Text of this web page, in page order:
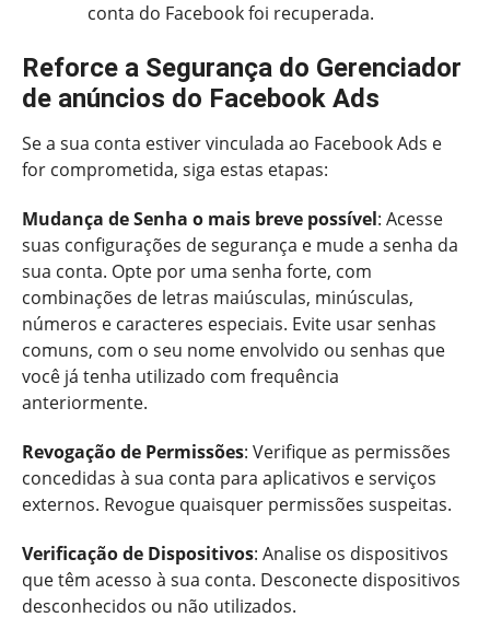
conta do Facebook foi recuperada.
Reforce a Segurança do Gerenciador
de anúncios do Facebook Ads
Se a sua conta estiver vinculada ao Facebook Ads e
for comprometida, siga estas etapas:
Mudança de Senha o mais breve possível: Acesse
suas configurações de segurança e mude a senha da
sua conta. Opte por uma senha forte, com
combinações de letras maiúsculas, minúsculas,
números e caracteres especiais. Evite usar senhas
comuns, com o seu nome envolvido ou senhas que
você já tenha utilizado com frequência
anteriormente.
Revogação de Permissões: Verifique as permissões
concedidas à sua conta para aplicativos e serviços
externos. Revogue quaisquer permissões suspeitas.
Verificação de Dispositivos: Analise os dispositivos
que têm acesso à sua conta. Desconecte dispositivos
desconhecidos ou não utilizados.